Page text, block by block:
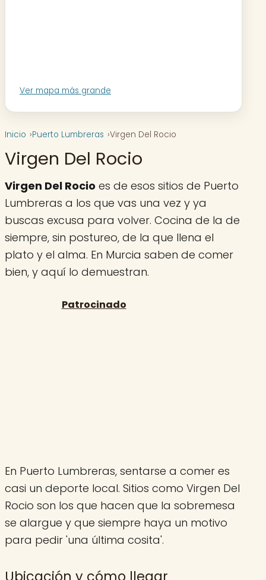
Ver mapa más grande
Inicio Puerto Lumbreras Virgen Del Rocio
Virgen Del Rocio
Virgen Del Rocio es de esos sitios de Puerto
Lumbreras a los que vas una vez y ya
buscas excusa para volver. Cocina de la de
siempre, sin postureo, de la que llena el
plato y el alma. En Murcia saben de comer
bien, y aquí lo demuestran.
En Puerto Lumbreras, sentarse a comer es
casi un deporte local. Sitios como Virgen Del
Rocio son los que hacen que la sobremesa
se alargue y que siempre haya un motivo
para pedir 'una última cosita'.